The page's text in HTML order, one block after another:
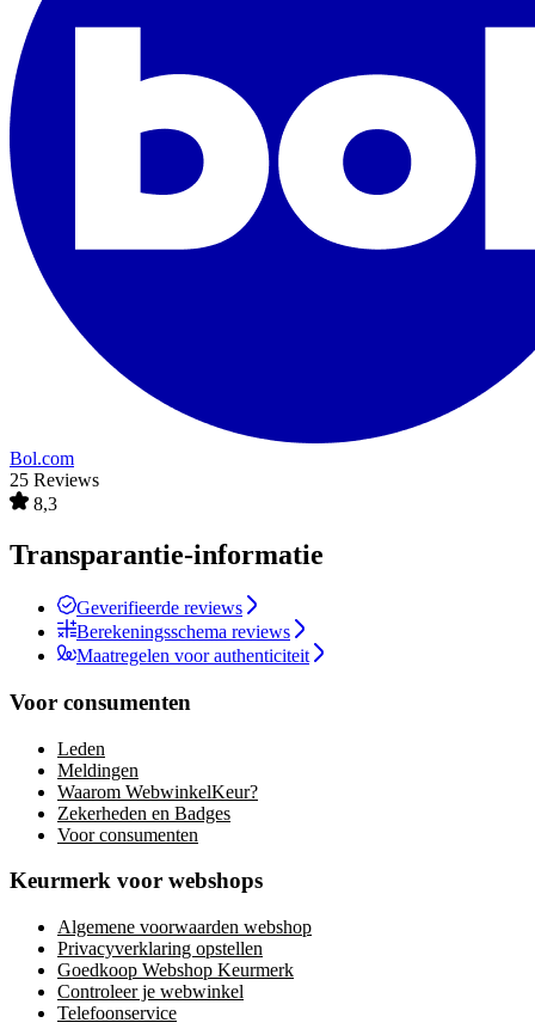
Bol.com
25 Reviews
8,3
Transparantie-informatie
Geverifieerde reviews
Berekeningsschema reviews
Maatregelen voor authenticiteit
Voor consumenten
Leden
Meldingen
Waarom WebwinkelKeur?
Zekerheden en Badges
Voor consumenten
Keurmerk voor webshops
Algemene voorwaarden webshop
Privacyverklaring opstellen
Goedkoop Webshop Keurmerk
Controleer je webwinkel
Telefoonservice